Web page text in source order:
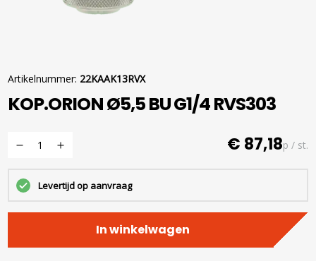
Artikelnummer: 22KAAK13RVX
KOP.ORION Ø5,5 BU G1/4 RVS303
€ 87,18p / st.
Levertijd op aanvraag
In winkelwagen